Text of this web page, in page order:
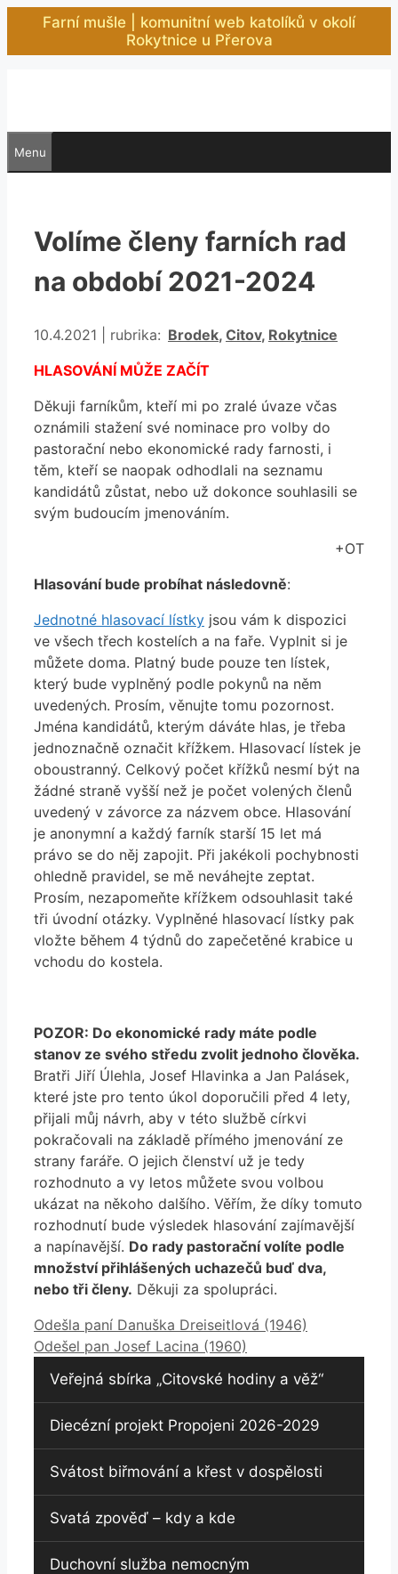
Přeskočit
obsah
Farní mušle | komunitní web katolíků v okolí
Rokytnice u Přerova
Menu
Volíme členy farních rad
na období 2021-2024
10.4.2021 rubrika: Rubriky
Brodek, Citov, Rokytnice
HLASOVÁNÍ MŮŽE ZAČÍT
Děkuji farníkům, kteří mi po zralé úvaze včas
oznámili stažení své nominace pro volby do
pastorační nebo ekonomické rady farnosti, i
těm, kteří se naopak odhodlali na seznamu
kandidátů zůstat, nebo už dokonce souhlasili se
svým budoucím jmenováním.
+OT
Hlasování bude probíhat následovně:
Jednotné hlasovací lístky jsou vám k dispozici
ve všech třech kostelích a na faře. Vyplnit si je
můžete doma. Platný bude pouze ten lístek,
který bude vyplněný podle pokynů na něm
uvedených. Prosím, věnujte tomu pozornost.
Jména kandidátů, kterým dáváte hlas, je třeba
jednoznačně označit křížkem. Hlasovací lístek je
oboustranný. Celkový počet křížků nesmí být na
žádné straně vyšší než je počet volených členů
uvedený v závorce za názvem obce. Hlasování
je anonymní a každý farník starší 15 let má
právo se do něj zapojit. Při jakékoli pochybnosti
ohledně pravidel, se mě neváhejte zeptat.
Prosím, nezapomeňte křížkem odsouhlasit také
tři úvodní otázky. Vyplněné hlasovací lístky pak
vložte během 4 týdnů do zapečetěné krabice u
vchodu do kostela.
POZOR: Do ekonomické rady máte podle
stanov ze svého středu zvolit jednoho člověka.
Bratři Jiří Úlehla, Josef Hlavinka a Jan Palásek,
které jste pro tento úkol doporučili před 4 lety,
přijali můj návrh, aby v této službě církvi
pokračovali na základě přímého jmenování ze
strany faráře. O jejich členství už je tedy
rozhodnuto a vy letos můžete svou volbou
ukázat na někoho dalšího. Věřím, že díky tomuto
rozhodnutí bude výsledek hlasování zajímavější
a napínavější. Do rady pastorační volíte podle
množství přihlášených uchazečů buď dva,
nebo tři členy. Děkuji za spolupráci.
Odešla paní Danuška Dreiseitlová (1946)
Odešel pan Josef Lacina (1960)
Veřejná sbírka „Citovské hodiny a věž“
Diecézní projekt Propojeni 2026-2029
Svátost biřmování a křest v dospělosti
Svatá zpověď – kdy a kde
Duchovní služba nemocným